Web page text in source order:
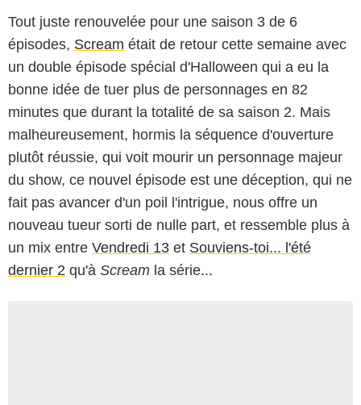
Tout juste renouvelée pour une saison 3 de 6
épisodes, Scream était de retour cette semaine avec
un double épisode spécial d'Halloween qui a eu la
bonne idée de tuer plus de personnages en 82
minutes que durant la totalité de sa saison 2. Mais
malheureusement, hormis la séquence d'ouverture
plutôt réussie, qui voit mourir un personnage majeur
du show, ce nouvel épisode est une déception, qui ne
fait pas avancer d'un poil l'intrigue, nous offre un
nouveau tueur sorti de nulle part, et ressemble plus à
un mix entre Vendredi 13 et Souviens-toi... l'été
dernier 2 qu'à Scream la série...